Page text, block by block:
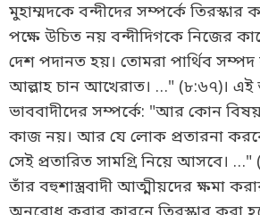
মুহাম্মদকে বন্দীদের সম্পর্কে তিরস্কার
পক্ষে উচিত নয় বন্দীদিগকে নিজের
দেশ পদানত হয়। তোমরা পার্থিব
আল্লাহ চান আখেরাত। …" (৮:৬৭)। এই
ভাববাদীদের সম্পর্কে: "আর কোন
কাজ নয়। আর যে লোক প্রতারনা
সেই প্রতারিত সামগ্রি নিয়ে আসবে।
তাঁর বহুশাস্ত্রবাদী আত্মীয়দের ক্ষমা